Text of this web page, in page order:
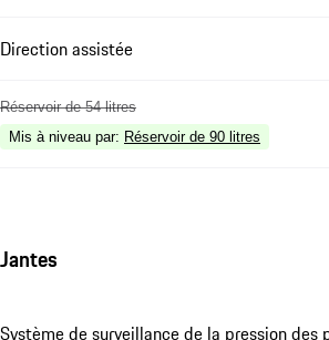
Direction assistée
Réservoir de 54 litres
Mis à niveau par: Réservoir de 90 litres
Jantes
Système de surveillance de la pression des